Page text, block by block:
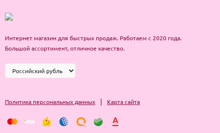
Интернет магазин для быстрых продаж. Работаем с 2020 года.
Большой ассортимент, отличное качество.
Политика персональных данных | Карта сайта